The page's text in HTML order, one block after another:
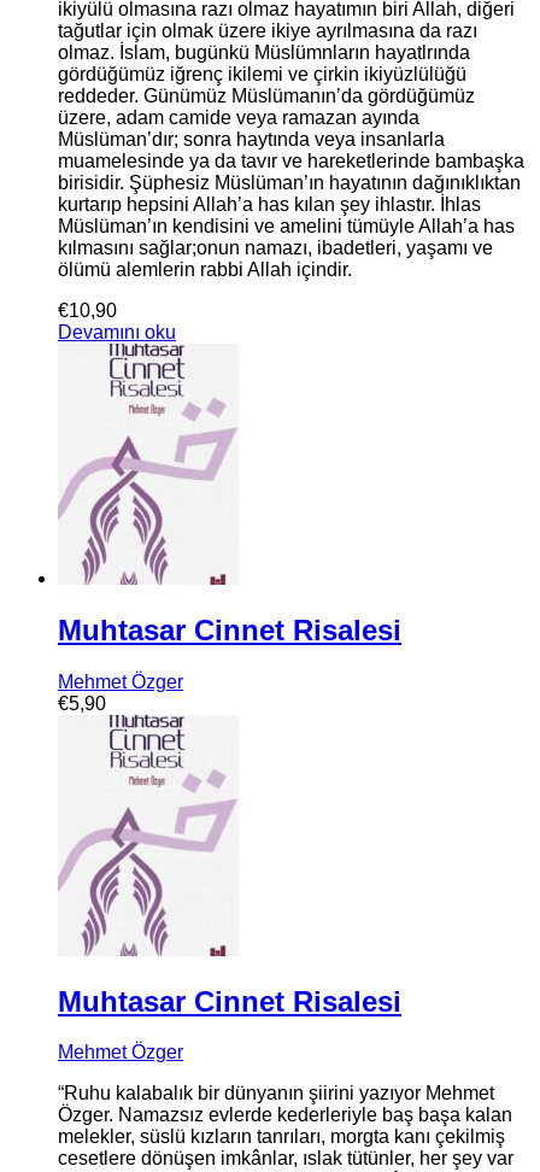
ikiyülü olmasına razı olmaz hayatımın biri Allah, diğeri
tağutlar için olmak üzere ikiye ayrılmasına da razı
olmaz. İslam, bugünkü Müslümnların hayatlrında
gördüğümüz iğrenç ikilemi ve çirkin ikiyüzlülüğü
reddeder. Günümüz Müslümanın’da gördüğümüz
üzere, adam camide veya ramazan ayında
Müslüman’dır; sonra haytında veya insanlarla
muamelesinde ya da tavır ve hareketlerinde bambaşka
birisidir. Şüphesiz Müslüman’ın hayatının dağınıklıktan
kurtarıp hepsini Allah’a has kılan şey ihlastır. İhlas
Müslüman’ın kendisini ve amelini tümüyle Allah’a has
kılmasını sağlar;onun namazı, ibadetleri, yaşamı ve
ölümü alemlerin rabbi Allah içindir.
€10,90
Devamını oku
Muhtasar Cinnet Risalesi
Mehmet Özger
€5,90
Muhtasar Cinnet Risalesi
Mehmet Özger
“Ruhu kalabalık bir dünyanın şiirini yazıyor Mehmet
Özger. Namazsız evlerde kederleriyle baş başa kalan
melekler, süslü kızların tanrıları, morgta kanı çekilmiş
cesetlere dönüşen imkânlar, ıslak tütünler, her şey var